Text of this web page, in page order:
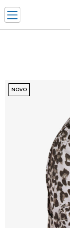
CLICK & COLLECT
NOVO